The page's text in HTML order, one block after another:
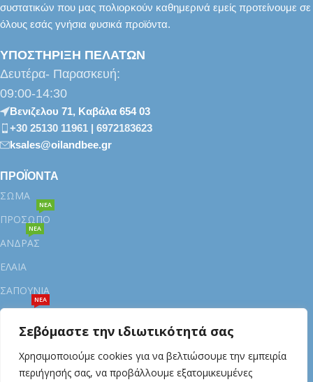
Σεβόμαστε την ιδιωτικότητά σας
Χρησιμοποιούμε cookies για να βελτιώσουμε την εμπειρία
περιήγησής σας, να προβάλλουμε εξατομικευμένες
συστατικών που μας πολιορκούν καθημερινά εμείς προτείνουμε σε
όλους εσάς γνήσια φυσικά προϊόντα.
ΥΠΟΣΤΗΡΙΞΗ ΠΕΛΑΤΩΝ
Δευτέρα- Παρασκευή:
09:00-14:30
Βενιζελου 71, Καβάλα 654 03
+30 25130 11961 | 6972183623
ksales@oilandbee.gr
ΠΡΟΪΟΝΤΑ
ΣΩΜΑ
ΠΡΟΣΩΠΟ
ΝΕΑ
ΑΝΔΡΑΣ
ΝΕΑ
ΕΛΑΙΑ
ΣΑΠΟΥΝΙΑ
LIP BALM
ΝΕΑ
ΜΑΛΛΙΑ
ΔΩΡΑ